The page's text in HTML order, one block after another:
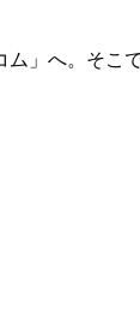
」へ。そこ